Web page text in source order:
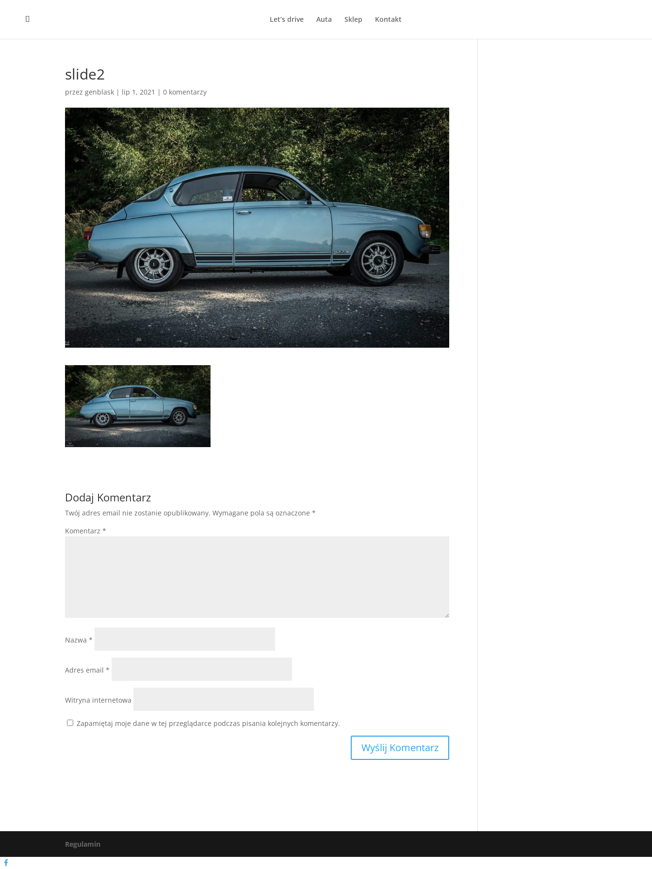
Let’s drive Auta Sklep Kontakt
slide2
przezgenblask | lip 1, 2021 |0 komentarzy
Dodaj Komentarz
Twój adres email nie zostanie opublikowany. Wymagane pola są oznaczone*
Komentarz*
Nazwa*
Adres email*
Witryna internetowa
Zapamiętaj moje dane w tej przeglądarce podczas pisania kolejnych komentarzy.
Regulamin